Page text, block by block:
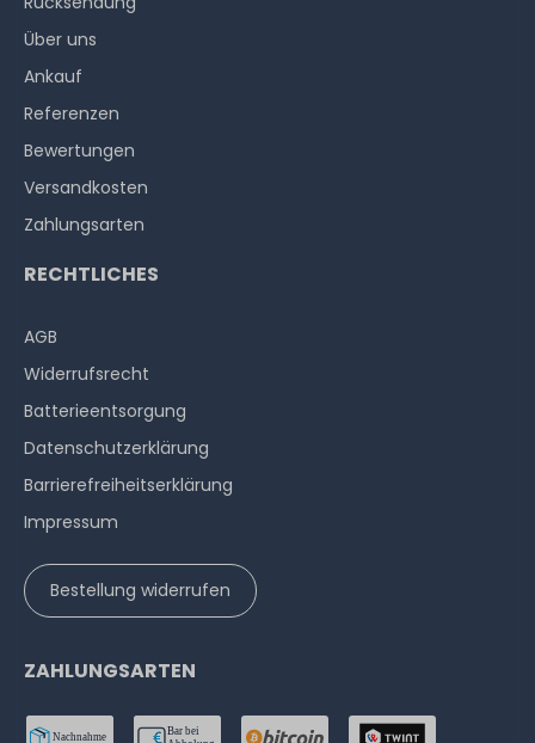
Über uns
Ankauf
Referenzen
Bewertungen
Versandkosten
Zahlungsarten
RECHTLICHES
AGB
Widerrufs­recht
Batterieentsorgung
Datenschutzerklärung
Barrierefreiheitserklärung
Impressum
Bestellung widerrufen
ZAHLUNGSARTEN